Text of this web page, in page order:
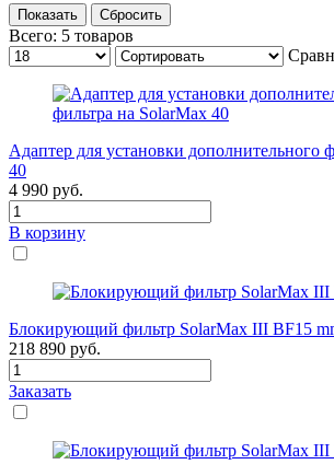
Всего: 5 товаров
Адаптер для установки дополнительного
40
4 990 руб.
В корзину
Блокирующий фильтр SolarMax III BF15
218 890 руб.
Заказать